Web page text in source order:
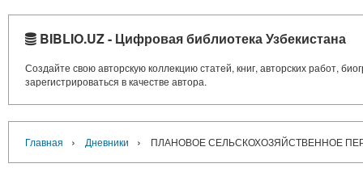
BIBLIO.UZ - Цифровая библиотека Узбекистана
Создайте свою авторскую коллекцию статей, книг, авторских работ,
зарегистрироваться в качестве автора.
Главная › Дневники › ПЛАНОВОЕ СЕЛЬСКОХОЗЯЙСТВЕННОЕ